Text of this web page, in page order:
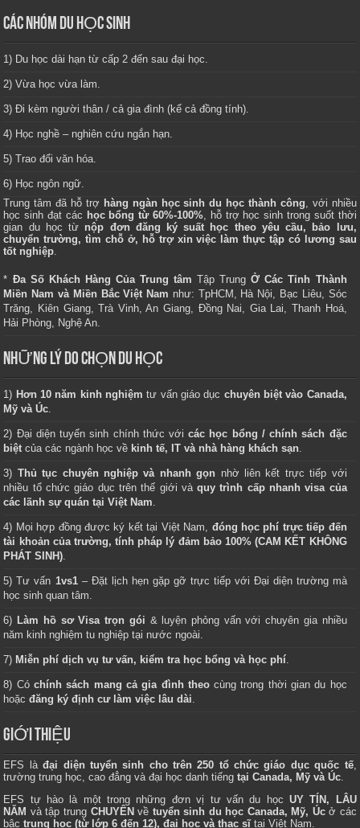
CÁC NHÓM DU HỌC SINH
1) Du học dài hạn từ cấp 2 đến sau đại học.
2) Vừa học vừa làm.
3) Đi kèm người thân / cả gia đình (kể cả đồng tính).
4) Học nghề – nghiên cứu ngắn hạn.
5) Trao đổi văn hóa.
6) Học ngôn ngữ.
Trung tâm đã hỗ trợ hàng ngàn học sinh du học thành công, với nhiều
học sinh đạt các học bổng từ 60%-100%, hỗ trợ học sinh trong suốt thời
gian du học từ nộp đơn đăng ký suất học theo yêu cầu, bảo lưu,
chuyển trường, tìm chỗ ở, hỗ trợ xin việc làm thực tập có lương sau
tốt nghiệp.
* Đa Số Khách Hàng Của Trung tâm Tập TrungỞ Các Tỉnh Thành
Miền Nam và Miền Bắc Việt Nam như: TpHCM, Hà Nội, Bạc Liêu, Sóc
Trăng, Kiên Giang, Trà Vinh, An Giang, Đồng Nai, Gia Lai, Thanh Hoá,
Hải Phòng, Nghệ An.
NHỮNG LÝ DO CHỌN DU HỌC
1) Hơn 10 năm kinh nghiệm tư vấn giáo dục chuyên biệt vào Canada,
Mỹ và Úc.
2) Đại diện tuyển sinh chính thức vớicác học bổng / chính sách đặc
biệt của các ngành học về kinh tế, IT và nhà hàng khách sạn.
3) Thủ tục chuyên nghiệp và nhanh gọn nhờ liên kết trực tiếp với
nhiều tổ chức giáo dục trên thế giới vàquy trình cấp nhanh visa của
các lãnh sự quán tại Việt Nam.
4) Mọi hợp đồng được ký kết tại Việt Nam, đóng học phí trực tiếp đến
tài khoản của trường, tính pháp lý đảm bảo 100% (CAM KẾT KHÔNG
PHÁT SINH).
5) Tư vấn 1vs1– Đặt lịch hẹn gặp gỡ trực tiếp với Đại diện trường mà
học sinh quan tâm.
6) Làm hồ sơ Visa trọn gói & luyện phỏng vấn với chuyên gia nhiều
năm kinh nghiệm tu nghiệp tại nước ngoài.
7) Miễn phí dịch vụ tư vấn, kiểm tra học bổng và học phí.
8) Cóchính sách mang cả gia đình theocùng trong thời gian du học
hoặcđăng ký định cư làm việc lâu dài.
GIỚI THIỆU
EFS làđại diện tuyển sinh cho trên 250 tổ chức giáo dục quốc tế,
trường trung học, cao đẳng và đại học danh tiếng tại Canada, Mỹ và Úc.
EFS tự hào là một trong những đơn vị tư vấn du học UY TÍN, LÂU
NĂM và tập trung CHUYÊN về tuyển sinh du học Canada, Mỹ, Úcở các
bậctrung học (từ lớp 6 đến 12), đại học và thạc sĩtại Việt Nam.